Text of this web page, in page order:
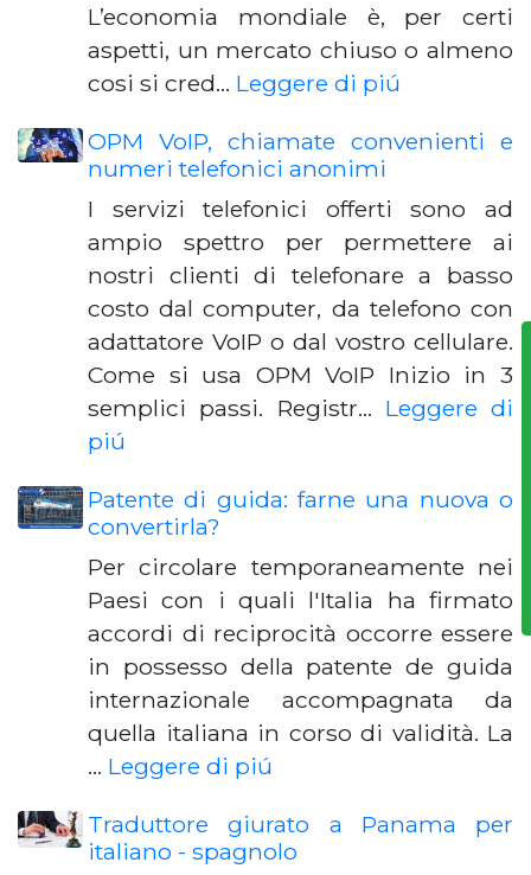
L’economia mondiale è, per certi
aspetti, un mercato chiuso o almeno
cosi si cred… Leggere di piú
OPM VoIP, chiamate convenienti e
numeri telefonici anonimi
I servizi telefonici offerti sono ad
ampio spettro per permettere ai
nostri clienti di telefonare a basso
costo dal computer, da telefono con
adattatore VoIP o dal vostro cellulare.
Come si usa OPM VoIP Inizio in 3
semplici passi. Registr… Leggere di
piú
Patente di guida: farne una nuova o
convertirla?
Per circolare temporaneamente nei
Paesi con i quali l'Italia ha firmato
accordi di reciprocità occorre essere
in possesso della patente de guida
internazionale accompagnata da
quella italiana in corso di validità. La
… Leggere di piú
Traduttore giurato a Panama per
italiano - spagnolo